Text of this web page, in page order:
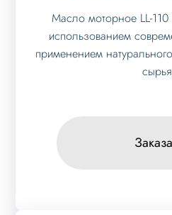
Масло моторное LL-
использованием
применением